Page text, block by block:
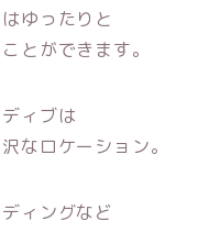
ゆったりと
とができます。
ィブは
なロケーション。
ィングなど